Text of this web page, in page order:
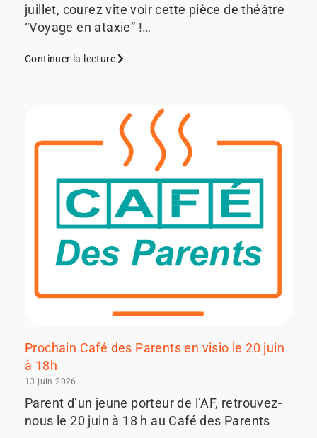
juillet, courez vite voir cette pièce de théâtre
“Voyage en ataxie” !…
Continuer la lecture
Prochain Café des Parents en visio le 20 juin
à 18h
13 juin 2026
Parent d’un jeune porteur de l’AF, retrouvez-
nous le 20 juin à 18 h au Café des Parents